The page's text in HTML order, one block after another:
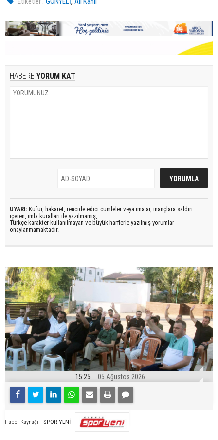
HABERE YORUM KAT
UYARI: Küfür, hakaret, rencide edici cümleler veya imalar, inançlara saldırı
içeren, imla kuralları ile yazılmamış,
Türkçe karakter kullanılmayan ve büyük harflerle yazılmış yorumlar
onaylanmamaktadır.
15:25 05 Ağustos 2026
Haber Kaynağı SPOR YENİ